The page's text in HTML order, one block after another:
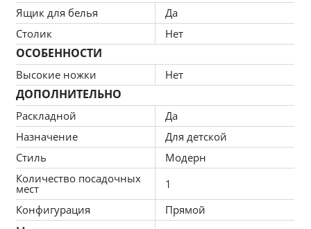
Ящик для белья
Да
Столик
Нет
ОСОБЕННОСТИ
Высокие ножки Нет
ДОПОЛНИТЕЛЬНО
Раскладной
Да
Назначение
Для детской
Стиль
Модерн
Количество посадочных
мест
1
Конфигурация
Прямой